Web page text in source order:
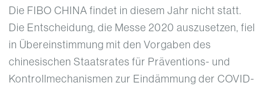
Die FIBO CHINA findet in diesem Jahr nicht statt.
Die Entscheidung, die Messe 2020 auszusetzen, fiel
in Übereinstimmung mit den Vorgaben des
chinesischen Staatsrates für Präventions- und
Kontrollmechanismen zur Eindämmung der COVID-